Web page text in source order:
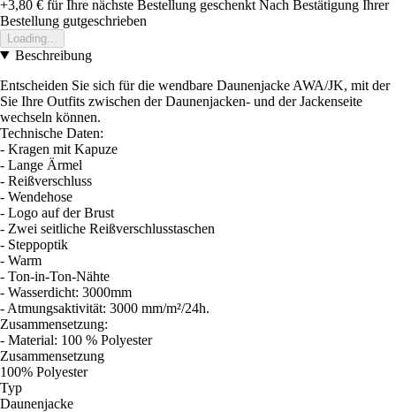
+3,80 € für Ihre nächste Bestellung geschenkt Nach Bestätigung Ihrer
Bestellung gutgeschrieben
Loading...
Beschreibung
Entscheiden Sie sich für die wendbare Daunenjacke AWA/JK, mit der
Sie Ihre Outfits zwischen der Daunenjacken- und der Jackenseite
wechseln können.
Technische Daten:
- Kragen mit Kapuze
- Lange Ärmel
- Reißverschluss
- Wendehose
- Logo auf der Brust
- Zwei seitliche Reißverschlusstaschen
- Steppoptik
- Warm
- Ton-in-Ton-Nähte
- Wasserdicht: 3000mm
- Atmungsaktivität: 3000 mm/m²/24h.
Zusammensetzung:
- Material: 100 % Polyester
Zusammensetzung
100% Polyester
Typ
Daunenjacke